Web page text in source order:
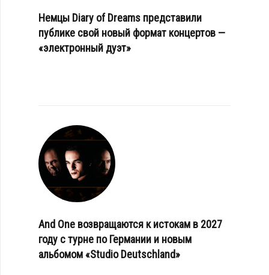
Немцы Diary of Dreams представили
публике свой новый формат концертов —
«электронный дуэт»
And One возвращаются к истокам в 2027
году с турне по Германии и новым
альбомом «Studio Deutschland»